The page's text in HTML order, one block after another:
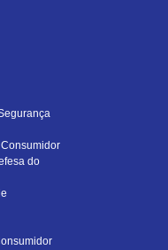
do